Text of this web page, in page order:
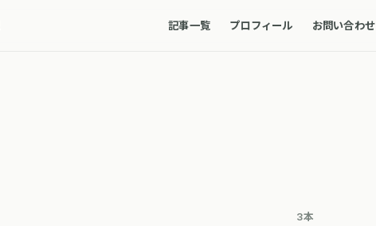
記事一覧 プロフィール お問い合わせ
3本